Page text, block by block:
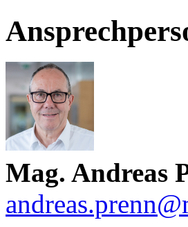
Mag. Andreas